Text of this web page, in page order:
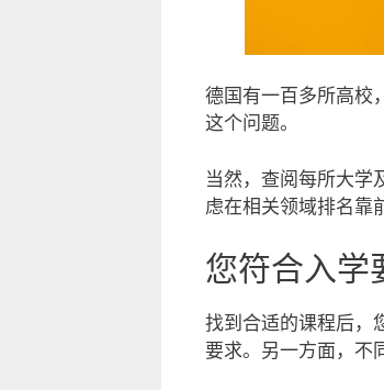
德国有一百多所高校
这个问题。
当然，查阅每所大学
虑在相关领域排名靠
您符合入学
找到合适的课程后，
要求。另一方面，不